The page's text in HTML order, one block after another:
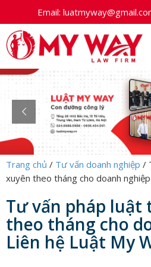
Email:
Trang chủ / Tư vấn doanh nghiệp /
xuyên theo tháng cho doanh
Tư vấn pháp luật
theo tháng cho
Liên hệ Luật My